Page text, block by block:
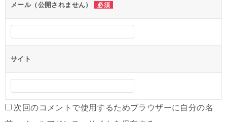
ョ
ン
メール（公開されません） 必須
サイト
次回のコメントで使用するためブラウザーに自分の名